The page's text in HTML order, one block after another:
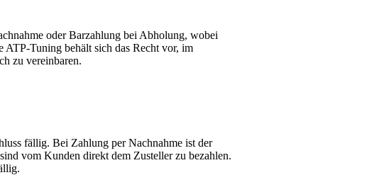
oder Barzahlung bei Abholung, wobei
Tuning behält sich das Recht vor, im
zu vereinbaren.
fällig. Bei Zahlung per Nachnahme ist der
vom Kunden direkt dem Zusteller zu bezahlen.